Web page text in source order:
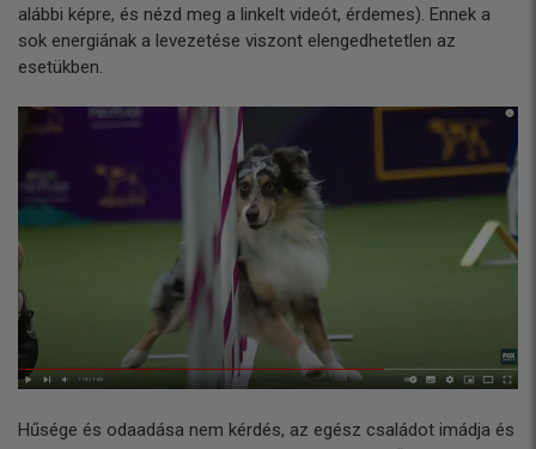
alábbi képre, és nézd meg a linkelt videót, érdemes). Ennek a
sok energiának a levezetése viszont elengedhetetlen az
esetükben.
Hűsége és odaadása nem kérdés, az egész családot imádja és